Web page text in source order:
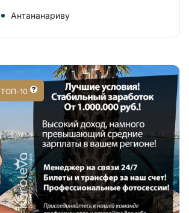
Антананариву
ТОП-10